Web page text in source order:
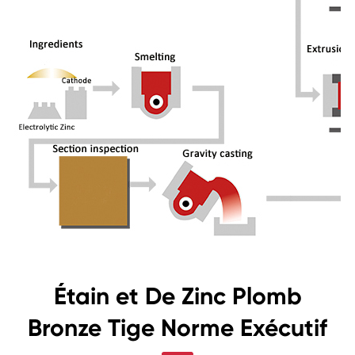
Étain et De Zinc Plomb
Bronze Tige Norme Exécutif